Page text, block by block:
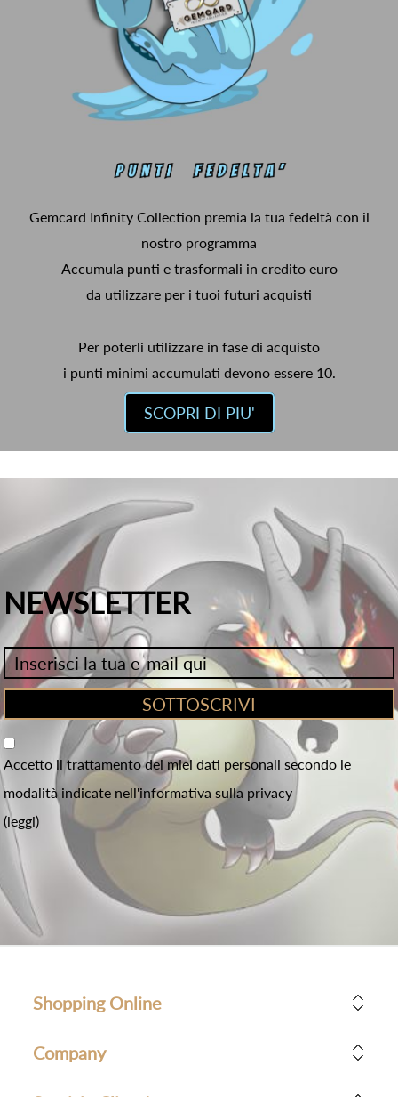
Gemcard Infinity Collection premia la tua fedeltà con il
nostro programma
Accumula punti e trasformali in credito euro
da utilizzare per i tuoi futuri acquisti
Per poterli utilizzare in fase di acquisto
i punti minimi accumulati devono essere 10.
SCOPRI DI PIU'
NEWSLETTER
Accetto il trattamento dei miei dati personali secondo le
modalità indicate nell'informativa sulla privacy
(leggi)
Shopping Online
Company